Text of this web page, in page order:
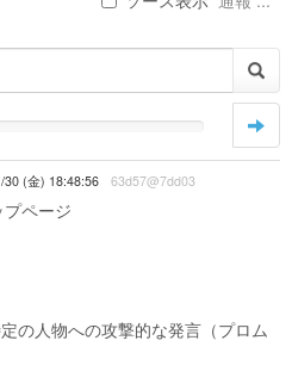
30 (金) 18:48:56 63d57@7dd03
ページ
の人物への攻撃的な発言（プロム